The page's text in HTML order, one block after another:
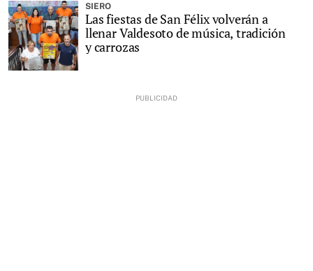
SIERO
Las fiestas de San Félix volverán a
llenar Valdesoto de música, tradición
y carrozas